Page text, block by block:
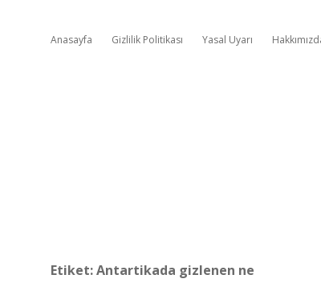
Anasayfa Gizlilik Politikası Yasal Uyarı
Etiket:Antartikada gizlenen ne